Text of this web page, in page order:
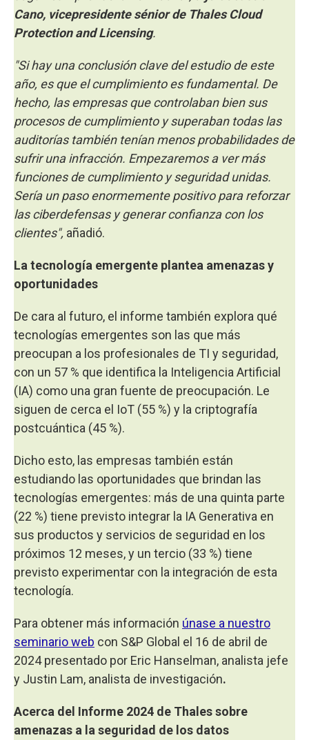
Cano, vicepresidente sénior de Thales Cloud
Protection and Licensing.
"Si hay una conclusión clave del estudio de este
año, es que el cumplimiento es fundamental. De
hecho, las empresas que controlaban bien sus
procesos de cumplimiento y superaban todas las
auditorías también tenían menos probabilidades de
sufrir una infracción. Empezaremos a ver más
funciones de cumplimiento y seguridad unidas.
Sería un paso enormemente positivo para reforzar
las ciberdefensas y generar confianza con los
clientes", añadió.
La tecnología emergente plantea amenazas y
oportunidades
De cara al futuro, el informe también explora qué
tecnologías emergentes son las que más
preocupan a los profesionales de TI y seguridad,
con un 57 % que identifica la Inteligencia Artificial
(IA) como una gran fuente de preocupación. Le
siguen de cerca el IoT (55 %) y la criptografía
postcuántica (45 %).
Dicho esto, las empresas también están
estudiando las oportunidades que brindan las
tecnologías emergentes: más de una quinta parte
(22 %) tiene previsto integrar la IA Generativa en
sus productos y servicios de seguridad en los
próximos 12 meses, y un tercio (33 %) tiene
previsto experimentar con la integración de esta
tecnología.
Para obtener más información únase a nuestro
seminario web con S&P Global el 16 de abril de
2024 presentado por Eric Hanselman, analista jefe
y Justin Lam, analista de investigación.
Acerca del Informe 2024 de Thales sobre
amenazas a la seguridad de los datos